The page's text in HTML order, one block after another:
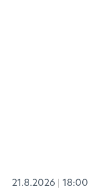
21.8.2026 18:00